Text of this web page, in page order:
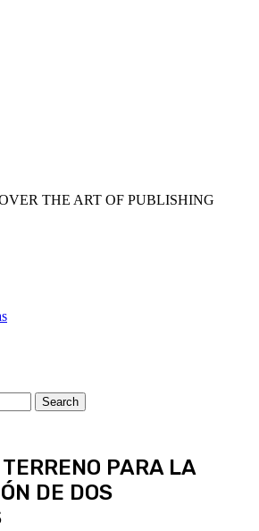
THE ART OF PUBLISHING
PARA LA
DE DOS